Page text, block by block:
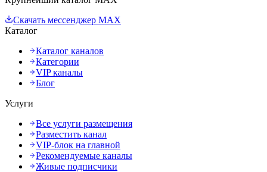
Скачать мессенджер MAX
Каталог
Каталог каналов
Категории
VIP каналы
Блог
Услуги
Все услуги размещения
Разместить канал
VIP-блок на главной
Рекомендуемые каналы
Живые подписчики